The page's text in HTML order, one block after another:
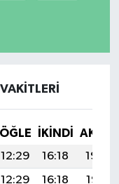
ÖĞLE İKINDI
12:29 16:18
19:39
12:29 16:18
19:38